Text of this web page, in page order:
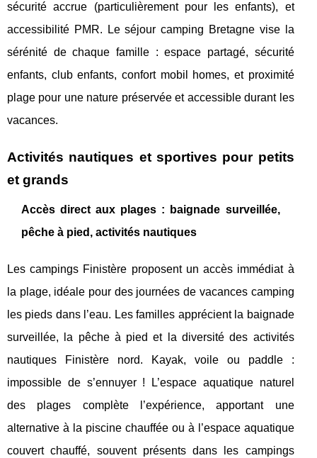
sécurité accrue (particulièrement pour les enfants), et
accessibilité PMR. Le séjour camping Bretagne vise la
sérénité de chaque famille : espace partagé, sécurité
enfants, club enfants, confort mobil homes, et proximité
plage pour une nature préservée et accessible durant les
vacances.
Activités nautiques et sportives pour petits
et grands
Accès direct aux plages : baignade surveillée,
pêche à pied, activités nautiques
Les campings Finistère proposent un accès immédiat à
la plage, idéale pour des journées de vacances camping
les pieds dans l’eau. Les familles apprécient la baignade
surveillée, la pêche à pied et la diversité des activités
nautiques Finistère nord. Kayak, voile ou paddle :
impossible de s’ennuyer ! L’espace aquatique naturel
des plages complète l’expérience, apportant une
alternative à la piscine chauffée ou à l’espace aquatique
couvert chauffé, souvent présents dans les campings